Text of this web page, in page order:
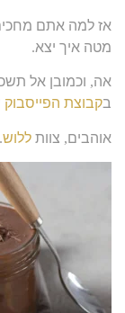
אז למה אתם
מטה איך יצא.
אה, וכמובן אל
בקבוצת הפייסבוק
אוהבים, צוות ללוש.